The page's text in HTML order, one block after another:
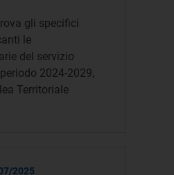
gli specifici
le
del servizio
2024-2029,
Territoriale
2025